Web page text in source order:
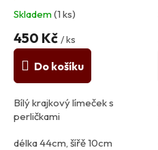
Skladem(1 ks)
450 Kč / ks
Do košíku
Bílý krajkový límeček s
perličkami
délka 44cm, šířě 10cm